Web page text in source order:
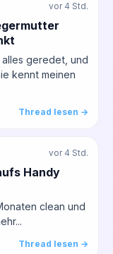
vor 4 Std.
geredet, und
kennt meinen
Thread lesen →
vor 4 Std.
Handy
clean und
Thread lesen →